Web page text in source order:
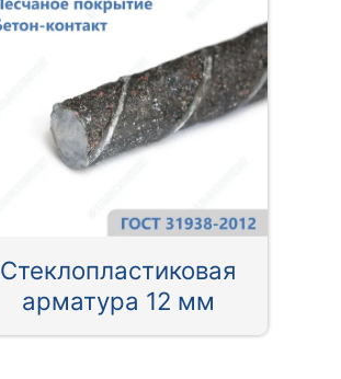
Стеклопластиковая
арматура 12 мм